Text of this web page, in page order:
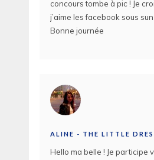
concours tombe à pic ! Je
j’aime les facebook sous sun
Bonne journée
ALINE - THE LITTLE
Hello ma belle ! Je participe